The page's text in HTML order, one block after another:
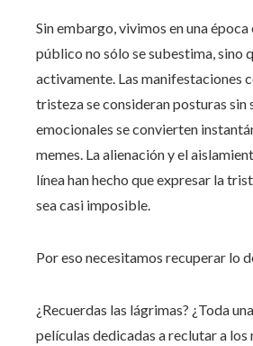
Sin embargo, vivimos en una época
público no sólo se subestima, sino
activamente. Las manifestaciones
tristeza se consideran posturas sin
emocionales se convierten
memes. La alienación y el
línea han hecho que expresar la
sea casi imposible.
Por eso necesitamos recuperar lo
¿Recuerdas las lágrimas? ¿Toda
películas dedicadas a reclutar a